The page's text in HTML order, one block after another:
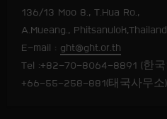
e
a
d
136/13 Moo 8., T.Hua Ro.,
A.Mueang.,
E-mail : ght@ght.or.th
Tel :+82-70-8064-8891 (한
+66-55-258-881(태국사무소)